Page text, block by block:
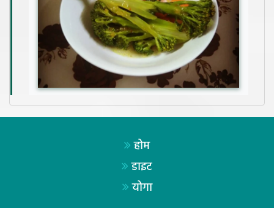
होम
डाइट
योगा